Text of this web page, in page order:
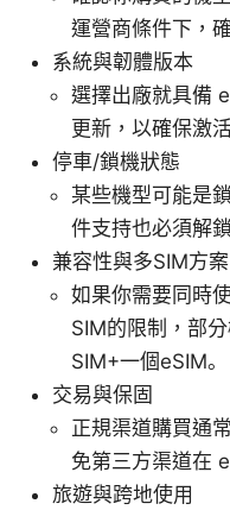
運營商條件下，
系統與韌體版本
選擇出廠就具備
更新，以確保激
停車/鎖機狀態
某些機型可能是
件支持也必須解
兼容性與多SIM方案
如果你需要同時
SIM的限制，部
SIM+一個eSIM。
交易與保固
正規渠道購買通
免第三方渠道在
旅遊與跨地使用